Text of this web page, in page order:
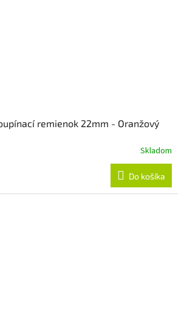
remienok 22mm - Oranžový
Skladom
Do košíka